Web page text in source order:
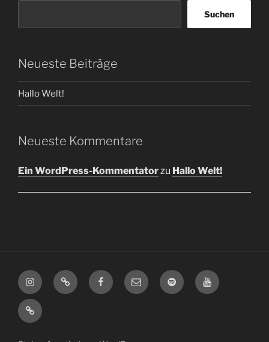
Suchen
Neueste Beiträge
Hallo Welt!
Neueste Kommentare
Ein WordPress-Kommentatorzu Hallo Welt!
Instagramlinktree Facebook
E-
Mail
spotify Youtube
bandcamp